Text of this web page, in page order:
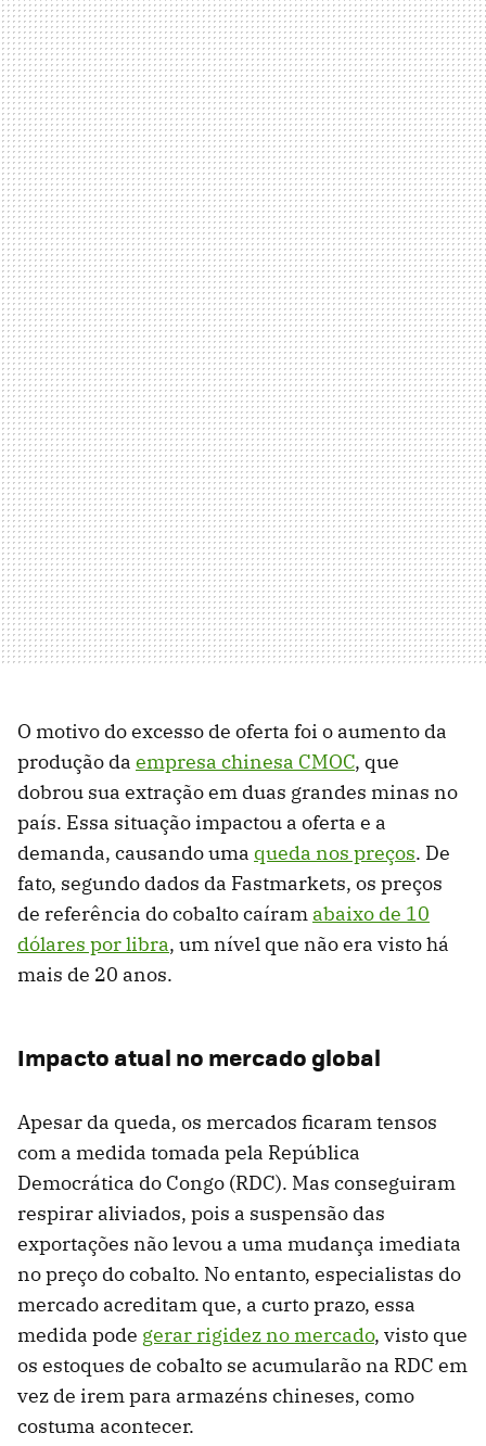
O motivo do excesso de oferta foi o aumento da
produção da empresa chinesa CMOC, que
dobrou sua extração em duas grandes minas no
país. Essa situação impactou a oferta e a
demanda, causando uma queda nos preços. De
fato, segundo dados da Fastmarkets, os preços
de referência do cobalto caíram abaixo de 10
dólares por libra, um nível que não era visto há
mais de 20 anos.
Impacto atual no mercado global
Apesar da queda, os mercados ficaram tensos
com a medida tomada pela República
Democrática do Congo (RDC). Mas conseguiram
respirar aliviados, pois a suspensão das
exportações não levou a uma mudança imediata
no preço do cobalto. No entanto, especialistas do
mercado acreditam que, a curto prazo, essa
medida pode gerar rigidez no mercado, visto que
os estoques de cobalto se acumularão na RDC em
vez de irem para armazéns chineses, como
costuma acontecer.